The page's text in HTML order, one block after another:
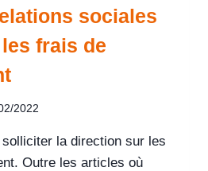
sociales
frais de
2022
solliciter la direction sur les
Outre les articles où